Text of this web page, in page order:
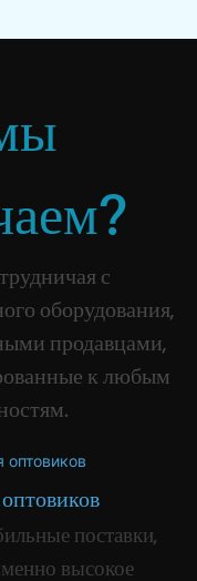
с
оборудования,
продавцами,
к любым
поставки,
высокое